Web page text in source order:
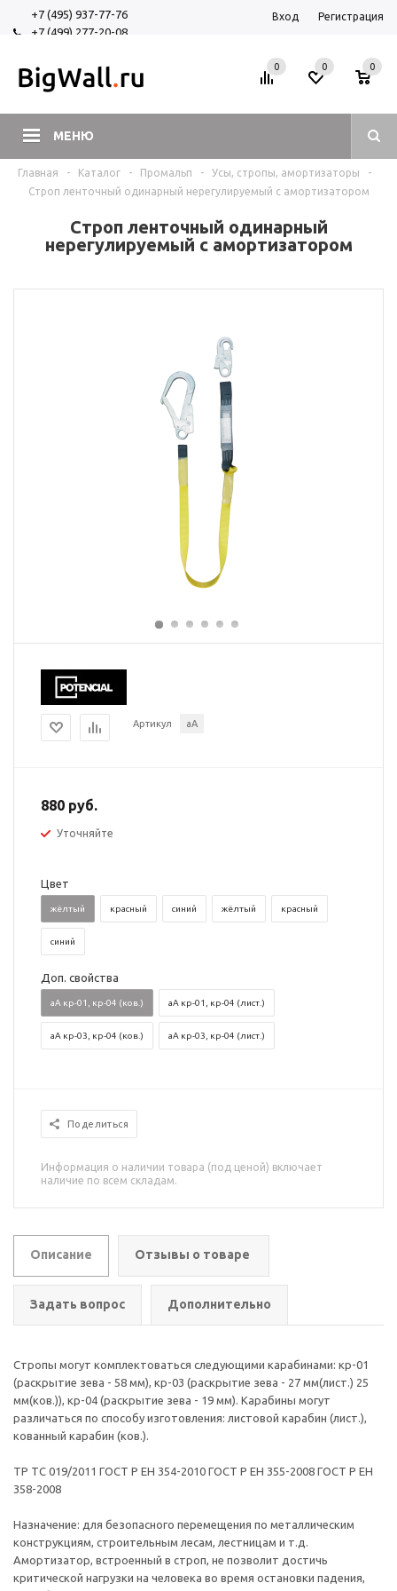
+7 (495) 937-77-76
+7 (499) 277-20-08
Вход Регистрация
МЕНЮ
0 0
0
Главная - Каталог - Промальп - Усы, стропы, амортизаторы
-
Строп ленточный одинарный нерегулируемый с амортизатором
Строп ленточный одинарный
нерегулируемый с амортизатором
Артикул аА
880 руб.
Уточняйте
Цвет
жёлтый красный синий жёлтый красный
синий
Доп. свойства
аА кр-01, кр-04 (ков.) аА кр-01, кр-04 (лист.)
аА кр-03, кр-04 (ков.) аА кр-03, кр-04 (лист.)
Поделиться
Информация о наличии товара (под ценой) включает
наличие по всем складам.
Описание Отзывы о товаре
Задать вопрос Дополнительно
Стропы могут комплектоваться следующими карабинами: кр-01
(раскрытие зева - 58 мм), кр-03 (раскрытие зева - 27 мм(лист.) 25
мм(ков.)), кр-04 (раскрытие зева - 19 мм). Карабины могут
различаться по способу изготовления: листовой карабин (лист.),
кованный карабин (ков.).
ТР ТС 019/2011 ГОСТ Р ЕН 354-2010 ГОСТ Р ЕН 355-2008 ГОСТ Р ЕН
358-2008
Назначение: для безопасного перемещения по металлическим
конструкциям, строительным лесам, лестницам и т.д.
Амортизатор, встроенный в строп, не позволит достичь
критической нагрузки на человека во время остановки падения,